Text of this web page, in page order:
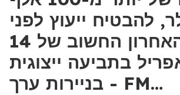
להבטיח ייעוץ לפני
המועד האחרון החשוב של 14
בתביעה ייצוגית
בניירות ערך - FM…